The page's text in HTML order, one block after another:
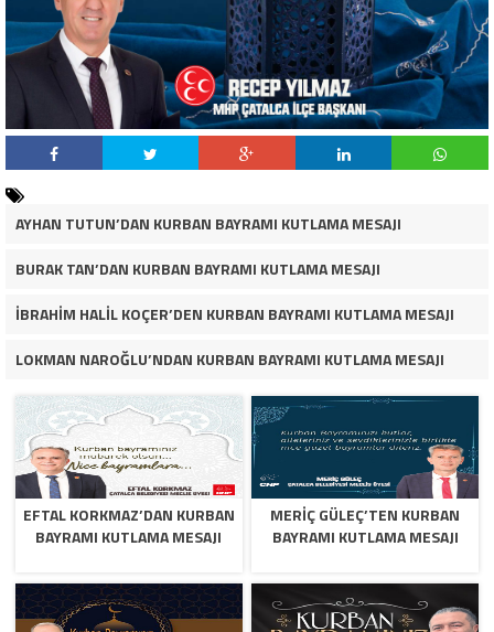
AYHAN TUTUN’DAN KURBAN BAYRAMI KUTLAMA MESAJI
BURAK TAN’DAN KURBAN BAYRAMI KUTLAMA MESAJI
İBRAHİM HALİL KOÇER’DEN KURBAN BAYRAMI KUTLAMA MESAJI
LOKMAN NAROĞLU’NDAN KURBAN BAYRAMI KUTLAMA MESAJI
EFTAL KORKMAZ’DAN KURBAN
BAYRAMI KUTLAMA MESAJI
MERİÇ GÜLEÇ’TEN KURBAN
BAYRAMI KUTLAMA MESAJI